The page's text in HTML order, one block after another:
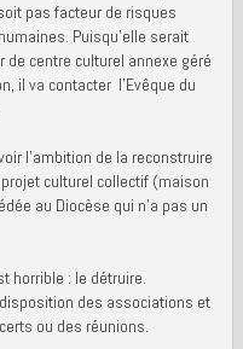
pas facteur de risques
Puisqu’elle serait
centre culturel annexe géré
il va contacter l’Evêque du
l'ambition de la reconstruire
culturel collectif (maison
au Diocèse qui n’a pas un
horrible : le détruire.
des associations et
ou des réunions.